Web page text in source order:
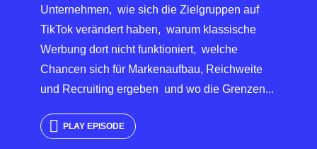
Unternehmen, wie sich die Zielgruppen auf
TikTok verändert haben, warum klassische
Werbung dort nicht funktioniert, welche
Chancen sich für Markenaufbau, Reichweite
und Recruiting ergeben und wo die Grenzen...
PLAY EPISODE